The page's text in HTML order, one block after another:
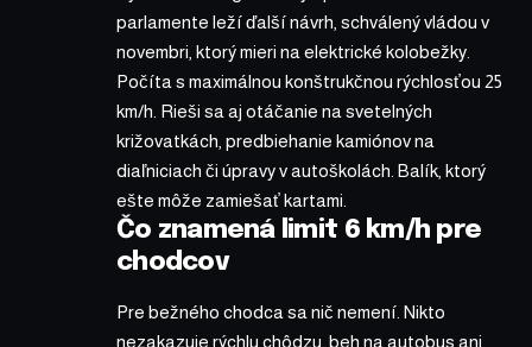
parlamente leží ďalší návrh, schválený vládou v
novembri, ktorý mieri na elektrické kolobežky.
Počíta s maximálnou konštrukčnou rýchlosťou 25
km/h. Rieši sa aj otáčanie na svetelných
križovatkách, predbiehanie kamiónov na
diaľniciach či úpravy v autoškolách. Balík, ktorý
ešte môže zamiešať kartami.
Čo znamená limit 6 km/h pre
chodcov
Pre bežného chodca sa nič nemení. Nikto
nezakazuje rýchlu chôdzu, beh na autobus ani